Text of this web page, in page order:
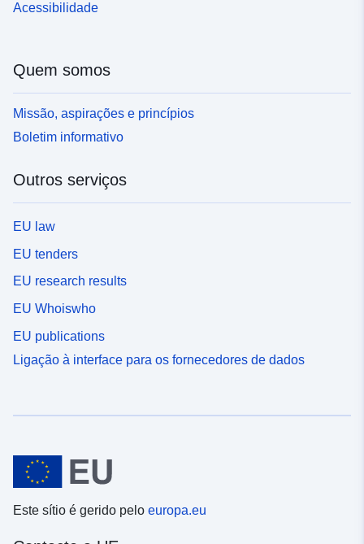
Acessibilidade
Quem somos
Missão, aspirações e princípios
Boletim informativo
Outros serviços
EU law
EU tenders
EU research results
EU Whoiswho
EU publications
Ligação à interface para os fornecedores de dados
Este sítio é gerido pelo europa.eu